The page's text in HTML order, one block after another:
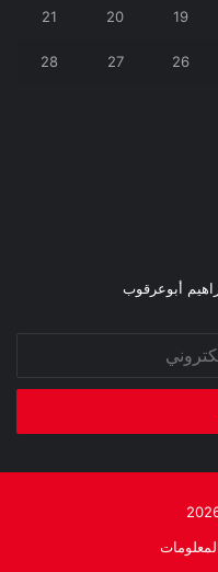
19
20
21
26
27
28
أبوعرقوب